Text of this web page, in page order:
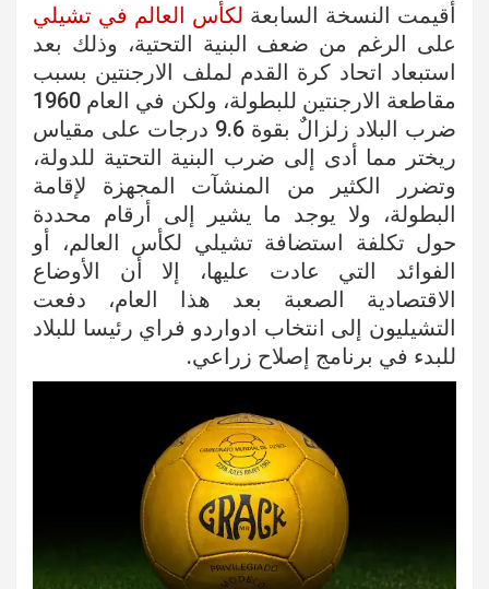
أقيمت النسخة السابعة لكأس العالم في تشيلي
على الرغم من ضعف البنية التحتية، وذلك بعد
استبعاد اتحاد كرة القدم لملف الارجنتين بسبب
مقاطعة الارجنتين للبطولة، ولكن في العام 1960
ضرب البلاد زلزالٌ بقوة 9.6 درجات على مقياس
ريختر مما أدى إلى ضرب البنية التحتية للدولة،
وتضرر الكثير من المنشآت المجهزة لإقامة
البطولة، ولا يوجد ما يشير إلى أرقام محددة
حول تكلفة استضافة تشيلي لكأس العالم، أو
الفوائد التي عادت عليها، إلا أن الأوضاع
الاقتصادية الصعبة بعد هذا العام، دفعت
التشيليون إلى انتخاب ادواردو فراي رئيسا للبلاد
للبدء في برنامج إصلاح زراعي.